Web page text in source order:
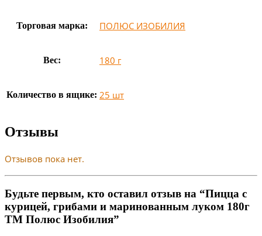
Торговая марка: ПОЛЮС ИЗОБИЛИЯ
Вес: 180 г
Количество в ящике: 25 шт
Отзывы
Отзывов пока нет.
Будьте первым, кто оставил отзыв на “Пицца с
курицей, грибами и маринованным луком 180г
ТМ Полюс Изобилия”